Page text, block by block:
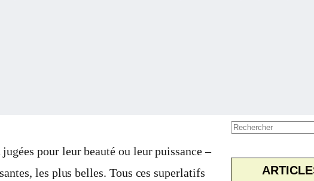
jugées pour leur beauté ou leur puissance –
les plus belles. Tous ces superlatifs